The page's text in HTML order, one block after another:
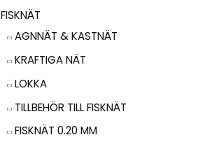
FISKNÄT
AGNNÄT & KASTNÄT
KRAFTIGA NÄT
LOKKA
TILLBEHÖR TILL FISKNÄT
FISKNÄT 0.20 MM